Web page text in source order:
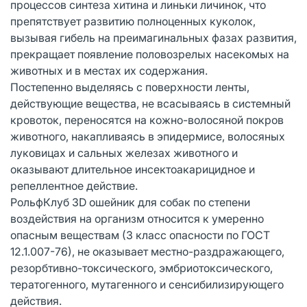
процессов синтеза хитина и линьки личинок, что
препятствует развитию полноценных куколок,
вызывая гибель на преимагинальных фазах развития,
прекращает появление половозрелых насекомых на
животных и в местах их содержания.
Постепенно выделяясь с поверхности ленты,
действующие вещества, не всасываясь в системный
кровоток, переносятся на кожно-волосяной покров
животного, накапливаясь в эпидермисе, волосяных
луковицах и сальных железах животного и
оказывают длительное инсектоакарицидное и
репеллентное действие.
РольфКлуб 3D ошейник для собак по степени
воздействия на организм относится к умеренно
опасным веществам (3 класс опасности по ГОСТ
12.1.007-76), не оказывает местно-раздражающего,
резорбтивно-токсического, эмбриотоксического,
тератогенного, мутагенного и сенсибилизирующего
действия.